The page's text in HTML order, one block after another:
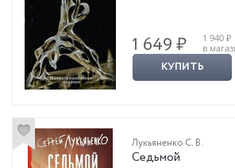
1 649 ₽
1 940 ₽
в
КУПИТЬ
Лукьяненко С. В.
Седьмой